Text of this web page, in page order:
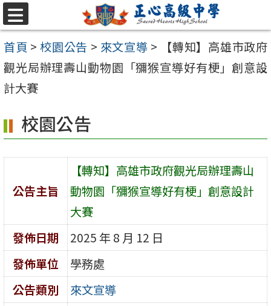
跳至主要內容區
選
單
首頁 > 校園公告 > 來文宣導 >
【轉知】高雄市政府
觀光局辦理壽山動物園「獼猴宣導好有梗」創意設
計大賽
校園公告
公告主旨
【轉知】高雄市政府觀光局辦理壽山
動物園「獼猴宣導好有梗」創意設計
大賽
發佈日期
2025 年 8 月 12 日
發佈單位
學務處
公告類別
來文宣導